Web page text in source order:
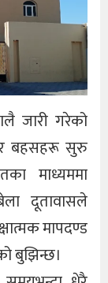
जारी गरेको
र बहसहरू सुरु
माध्यममा
दूतावासले
मापदण्ड
बुझिन्छ।